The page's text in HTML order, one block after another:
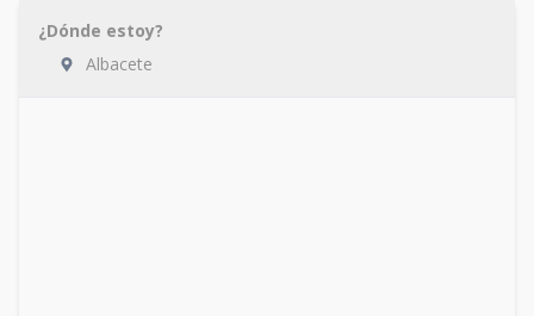
¿Dónde estoy?
Albacete